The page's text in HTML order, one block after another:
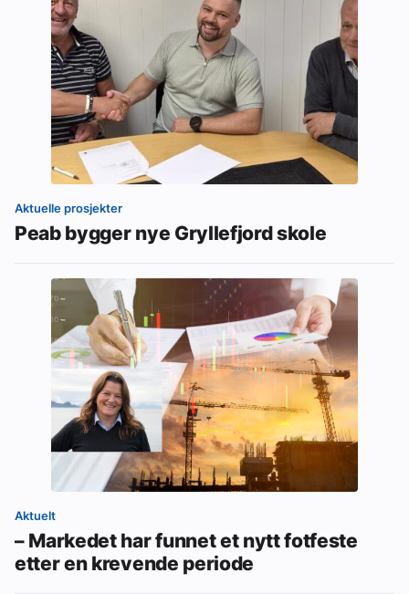
Aktuelle prosjekter
Peab bygger nye Gryllefjord skole
Aktuelt
– Markedet har funnet et nytt fotfeste
etter en krevende periode